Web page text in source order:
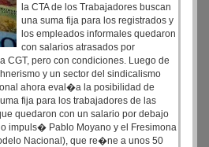
la CTA de los Trabajadores buscan
una suma fija para los registrados y
los empleados informales quedaron
con salarios atrasados por
CGT, pero con condiciones. Luego de
y un sector del sindicalismo
ahora eval�a la posibilidad de
fija para los trabajadores de las
quedaron con un salario por debajo
impuls� Pablo Moyano y el Fresimona
Nacional), que re�ne a unos 50